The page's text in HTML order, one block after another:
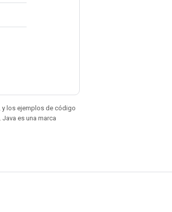
, y los ejemplos de código
. Java es una marca